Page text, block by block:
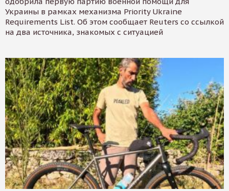
Украины в рамках механизма Priority Ukraine
Requirements List. Об этом сообщает Reuters со ссылкой
на два источника, знакомых с ситуацией